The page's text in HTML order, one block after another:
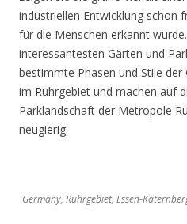
industriellen Entwicklung schon
für die Menschen erkannt
interessantesten Gärten und
bestimmte Phasen und Stile der
im Ruhrgebiet und machen auf
Parklandschaft der Metropole
neugierig.
Germany, Ruhrgebiet, Essen-